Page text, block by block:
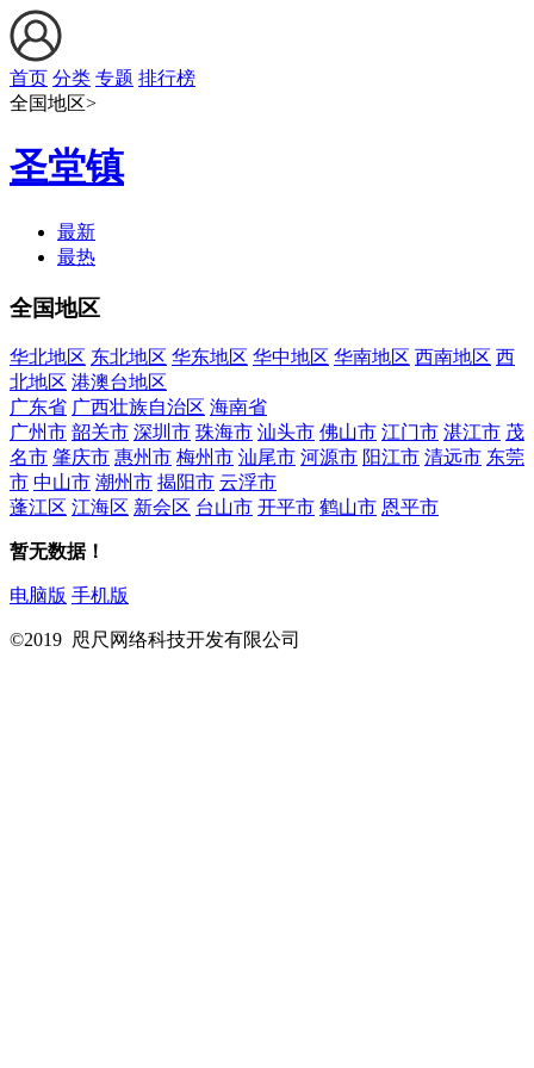
首页 分类 专题 排行榜
全国地区>
圣堂镇
最新
最热
全国地区
华北地区 东北地区 华东地区 华中地区 华南地区 西南地区 西
北地区 港澳台地区
广东省 广西壮族自治区 海南省
广州市 韶关市 深圳市 珠海市 汕头市 佛山市 江门市 湛江市 茂
名市 肇庆市 惠州市 梅州市 汕尾市 河源市 阳江市 清远市 东莞
市 中山市 潮州市 揭阳市 云浮市
蓬江区 江海区 新会区 台山市 开平市 鹤山市 恩平市
暂无数据！
电脑版 手机版
©2019 咫尺网络科技开发有限公司